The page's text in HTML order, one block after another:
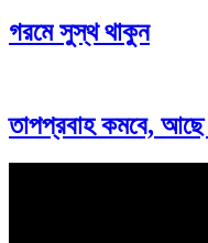
গরমে সুস্থ থাকুন
তাপপ্রবাহ কমবে, আছে